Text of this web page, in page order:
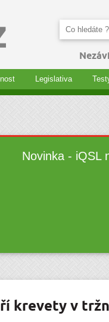
Legislativa
Novinka - iQSL
krevety v